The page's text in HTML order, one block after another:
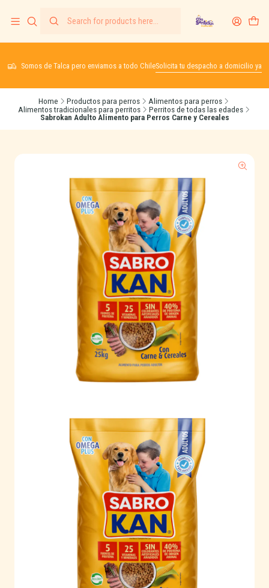
Somos de Talca pero enviamos a todo ChileSolicita tu despacho a domicilio ya
Home Productos para perros
Alimentos para perros
Alimentos tradicionales para perritos
Perritos de todas las edades
Sabrokan Adulto Alimento para Perros Carne y Cereales